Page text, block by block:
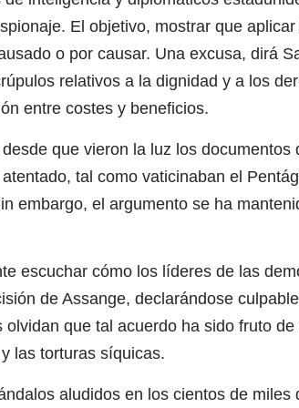
El objetivo, mostrar que
o por causar. Una excusa, dirá
relativos a la dignidad y a los
entre costes y beneficios.
que vieron la luz los
tal como vaticinaban el
embargo, el argumento se ha
escuchar cómo los líderes de las
de Assange, declarándose
olvidan que tal acuerdo ha sido fruto
las torturas síquicas.
aludidos en los cientos de